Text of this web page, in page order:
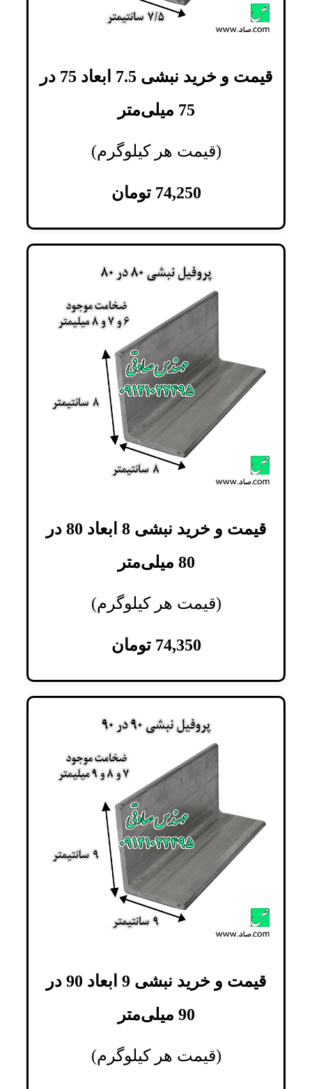
قیمت و خرید نبشی 7.5 ابعاد 75 در
75 میلی‌متر
(قیمت هر کیلوگرم)
74,250 تومان
قیمت و خرید نبشی 8 ابعاد 80 در
80 میلی‌متر
(قیمت هر کیلوگرم)
74,350 تومان
قیمت و خرید نبشی 9 ابعاد 90 در
90 میلی‌متر
(قیمت هر کیلوگرم)